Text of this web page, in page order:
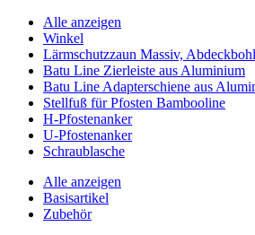
Alle anzeigen
Winkel
Lärmschutzzaun Massiv,
Batu Line Zierleiste aus Aluminium
Batu Line Adapterschiene aus
Stellfuß für Pfosten Bambooline
H-Pfostenanker
U-Pfostenanker
Schraublasche
Alle anzeigen
Basisartikel
Zubehör